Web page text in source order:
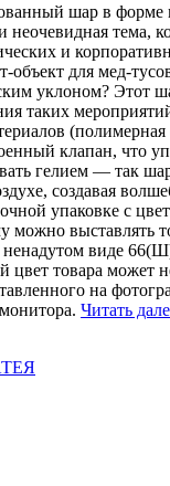
шар в форме
тема,
и
объект для мед-
уклоном? Этот
таких
клапан, что
гелием — так
создавая
упаковке с
можно выставлять
ненадутом виде
товара может
на
Читать